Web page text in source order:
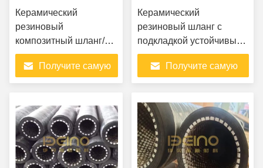
Керамический
резиновый
композитный шланг/
устойчивый к износу
керамический шланг/
керамическая гибкая
транспортировки
абразивного
материала
Получите самую
Керамический
резиновый шланг с
подкладкой устойчивый к
износу гибкий в
электрической энергии
Получите самую